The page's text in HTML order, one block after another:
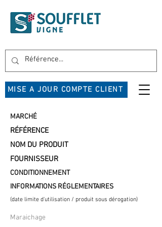
MISE A JOUR COMPTE CLIENT
MARCHÉ
RÉFÉRENCE
NOM DU PRODUIT
FOURNISSEUR
CONDITIONNEMENT
INFORMATIONS RÉGLEMENTAIRES
(date limite d'utilisation / produit sous dérogation)
Maraichage